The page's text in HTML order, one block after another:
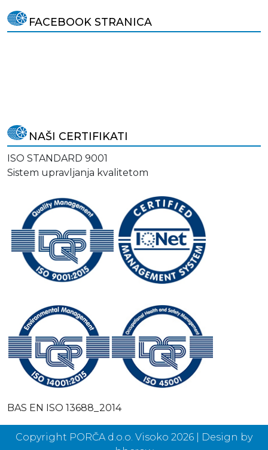
FACEBOOK STRANICA
NAŠI CERTIFIKATI
ISO STANDARD 9001
Sistem upravljanja kvalitetom
BAS EN ISO 13688_2014
Copyright PORČA d.o.o. Visoko 2026 | Design by